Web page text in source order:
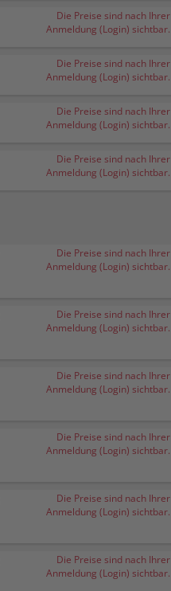
Die Preise sind nach Ihrer
Anmeldung (Login) sichtbar.
Die Preise sind nach Ihrer
Anmeldung (Login) sichtbar.
Die Preise sind nach Ihrer
Anmeldung (Login) sichtbar.
Die Preise sind nach Ihrer
Anmeldung (Login) sichtbar.
Die Preise sind nach Ihrer
Anmeldung (Login) sichtbar.
Die Preise sind nach Ihrer
Anmeldung (Login) sichtbar.
Die Preise sind nach Ihrer
Anmeldung (Login) sichtbar.
Die Preise sind nach Ihrer
Anmeldung (Login) sichtbar.
Die Preise sind nach Ihrer
Anmeldung (Login) sichtbar.
Die Preise sind nach Ihrer
Anmeldung (Login) sichtbar.